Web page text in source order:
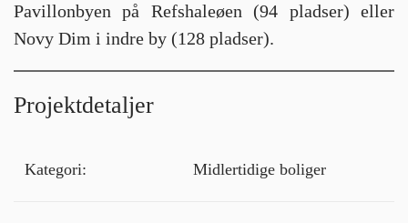
Pavillonbyen på Refshaleøen (94 pladser) eller
Novy Dim i indre by (128 pladser).
Projektdetaljer
Kategori: Midlertidige boliger